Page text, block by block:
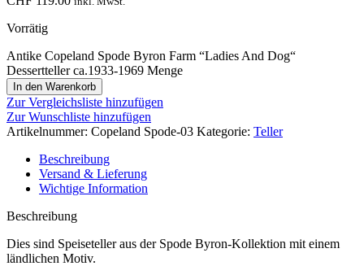
Vorrätig
Antike Copeland Spode Byron Farm “Ladies And Dog“
Dessertteller ca.1933-1969 Menge
In den Warenkorb
Zur Vergleichsliste hinzufügen
Zur Wunschliste hinzufügen
Artikelnummer: Copeland Spode-03 Kategorie: Teller
Beschreibung
Versand & Lieferung
Wichtige Information
Beschreibung
Dies sind Speiseteller aus der Spode Byron-Kollektion mit einem
ländlichen Motiv.